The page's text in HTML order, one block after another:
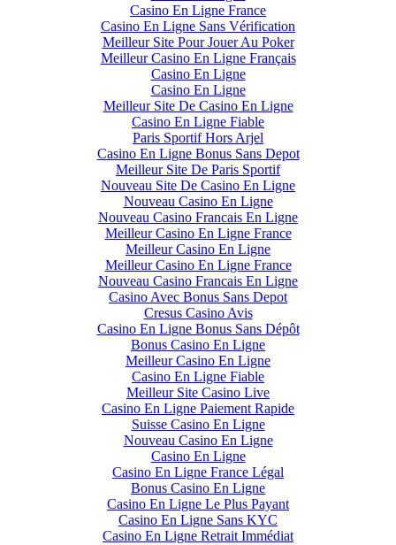
Casino En Ligne France
Casino En Ligne Sans Vérification
Meilleur Site Pour Jouer Au Poker
Meilleur Casino En Ligne Français
Casino En Ligne
Casino En Ligne
Meilleur Site De Casino En Ligne
Casino En Ligne Fiable
Paris Sportif Hors Arjel
Casino En Ligne Bonus Sans Depot
Meilleur Site De Paris Sportif
Nouveau Site De Casino En Ligne
Nouveau Casino En Ligne
Nouveau Casino Francais En Ligne
Meilleur Casino En Ligne France
Meilleur Casino En Ligne
Meilleur Casino En Ligne France
Nouveau Casino Francais En Ligne
Casino Avec Bonus Sans Depot
Cresus Casino Avis
Casino En Ligne Bonus Sans Dépôt
Bonus Casino En Ligne
Meilleur Casino En Ligne
Casino En Ligne Fiable
Meilleur Site Casino Live
Casino En Ligne Paiement Rapide
Suisse Casino En Ligne
Nouveau Casino En Ligne
Casino En Ligne
Casino En Ligne France Légal
Bonus Casino En Ligne
Casino En Ligne Le Plus Payant
Casino En Ligne Sans KYC
Casino En Ligne Retrait Immédiat